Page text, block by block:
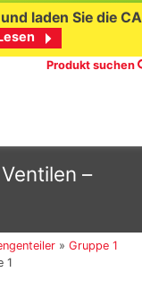
laden Sie die
Produkt suchen
–
»Gruppe 1
1